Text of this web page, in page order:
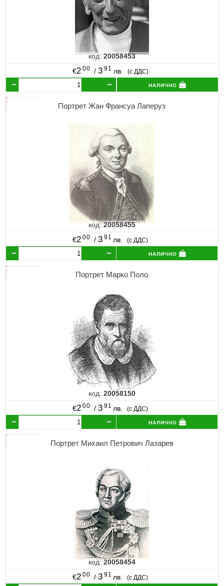
код:20058453
€2 00 /3 91 лв. (с ДДС)
налично
Портрет Жан Франсуа Лаперуз
код:20058455
€2 00 / 3 91 лв. (с ДДС)
налично
Портрет Марко Поло
код: 20058150
€2 00 / 3 91 лв. (с ДДС)
налично
Портрет Михаил Петрович Лазарев
код:20058454
€2 00 / 3 91 лв. (с ДДС)